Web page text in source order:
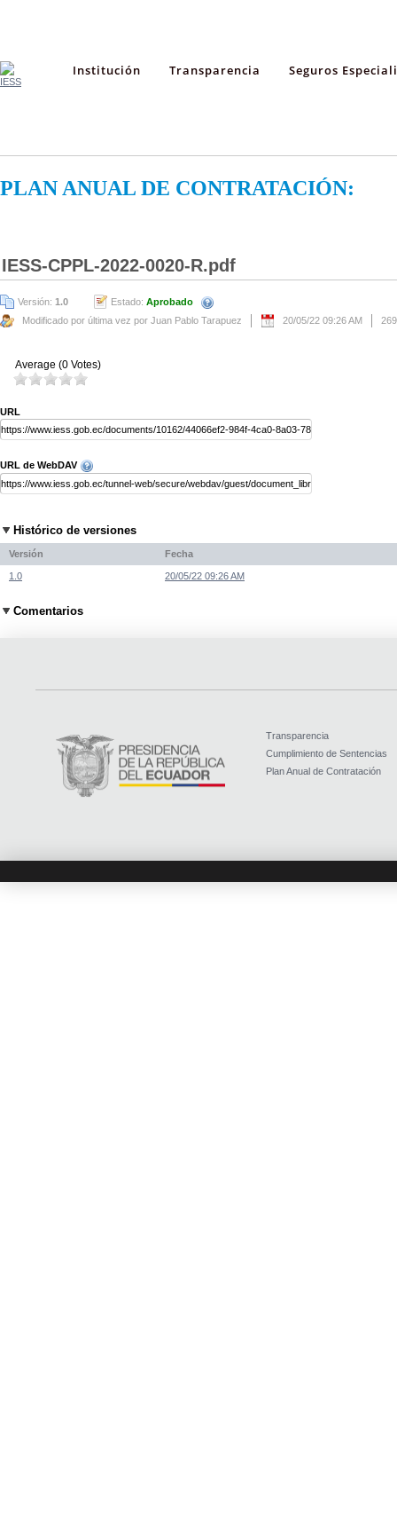
Institución Transparencia Seguros
PLAN ANUAL DE CONTRATACIÓN:
IESS-CPPL-2022-0020-R.pdf
Versión: 1.0 Estado: Aprobado
Modificado por última vez por Juan Pablo Tarapuez
20/05/22 09:26 AM
Average (0 Votes)
URL
URL de WebDAV
Histórico de versiones
Versión Fecha
1.0 20/05/22 09:26 AM
Comentarios
Transparencia
Cumplimiento de Sentencias
Plan Anual de Contratación